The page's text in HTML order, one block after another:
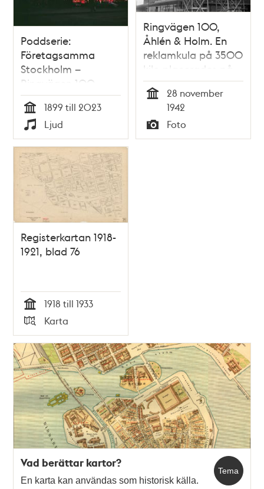
Poddserie:
Företagsamma
Stockholm –
Ringvägen 100,
Åhléns
Tid
1899 till 2023
Typ
Ljud
Ringvägen 100,
Åhlén & Holm. En
reklamkula på 3500
kilo placerades på
varuhusets tak. Det
är en tidskula, med
fyra urtavlor, en
neonljusring och en
dalahäst ovanpå
28 november
1942
Typ
Foto
Registerkartan 1918-
1921, blad 76
Tid
1918 till 1933
Typ
Karta
Tema
Vad berättar kartor?
En karta kan användas som historisk källa.